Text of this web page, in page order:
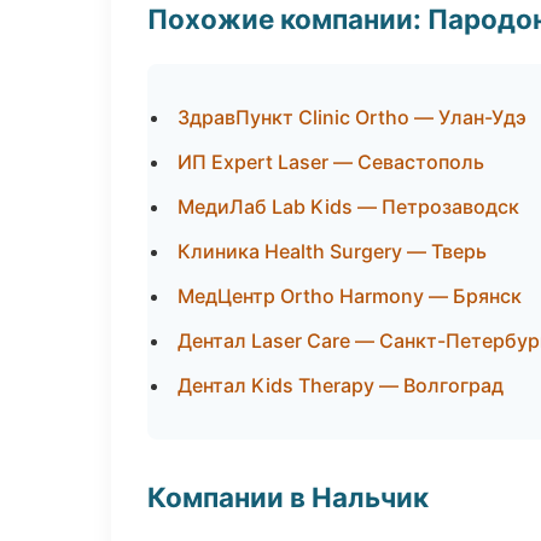
Похожие компании:
ЗдравПункт Clinic Ortho — Улан-Удэ
ИП Expert Laser — Севастополь
МедиЛаб Lab Kids — Петрозаводск
Клиника Health Surgery — Тверь
МедЦентр Ortho Harmony — Брянск
Дентал Laser Care — Санкт-
Дентал Kids Therapy — Волгоград
Компании в Нальчик